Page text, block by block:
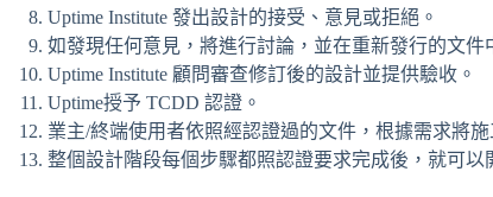
Uptime Institute 發出設計的接受、意見或拒絕。
如發現任何意見，將進行討論，並在重新發行的文件
Uptime Institute 顧問審查修訂後的設計並提供驗收。
Uptime授予 TCDD 認證。
業主/終端使用者依照經認證過的文件，根據需求將
整個設計階段每個步驟都照認證要求完成後，就可以